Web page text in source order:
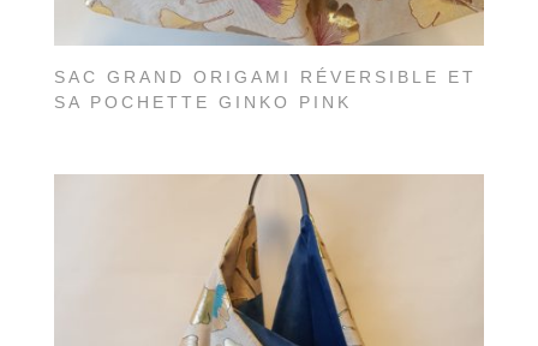
SAC GRAND ORIGAMI RÉVERSIBLE ET
SA POCHETTE GINKO PINK